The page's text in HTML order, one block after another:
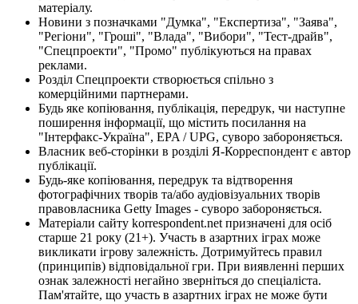
матеріалу.
Новини з позначками "Думка", "Експертиза", "Заява",
"Регіони", "Гроші", "Влада", "Вибори", "Тест-драйв",
"Спецпроекти", "Промо" публікуються на правах
реклами.
Розділ Спецпроекти створюється спільно з
комерційними партнерами.
Будь яке копіювання, публікація, передрук, чи наступне
поширення інформації, що містить посилання на
"Інтерфакс-Україна", EPA / UPG, суворо забороняється.
Власник веб-сторінки в розділі Я-Корреспондент є автор
публікації.
Будь-яке копіювання, передрук та відтворення
фотографічних творів та/або аудіовізуальних творів
правовласника Getty Images - суворо забороняється.
Матеріали сайту korrespondent.net призначені для осіб
старше 21 року (21+). Участь в азартних іграх може
викликати ігрову залежність. Дотримуйтесь правил
(принципів) відповідальної гри. При виявленні перших
ознак залежності негайно зверніться до спеціаліста.
Пам'ятайте, що участь в азартних іграх не може бути